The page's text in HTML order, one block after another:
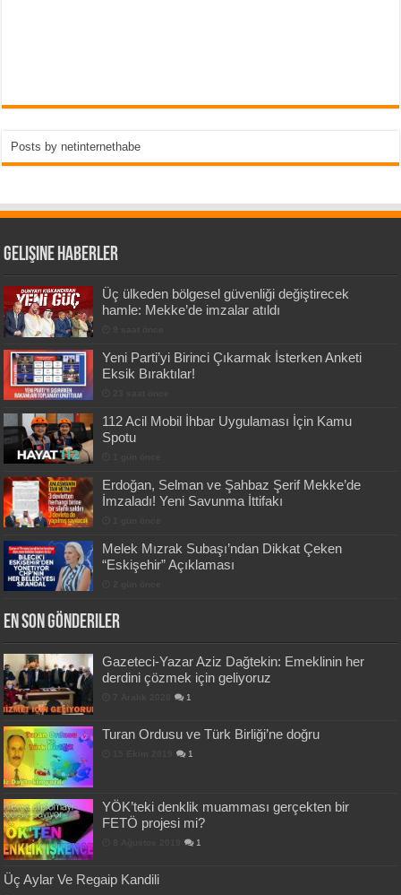
Posts by netinternethabe
Gelişine Haberler
Üç ülkeden bölgesel güvenliği değiştirecek
hamle: Mekke’de imzalar atıldı
Yeni Parti’yi Birinci Çıkarmak İsterken Anketi
Eksik Bıraktılar!
112 Acil Mobil İhbar Uygulaması İçin Kamu
Spotu
Erdoğan, Selman ve Şahbaz Şerif Mekke’de
İmzaladı! Yeni Savunma İttifakı
Melek Mızrak Subaşı’ndan Dikkat Çeken
“Eskişehir” Açıklaması
En Son Gönderiler
Gazeteci-Yazar Aziz Dağtekin: Emeklinin her
derdini çözmek için geliyoruz
1
Turan Ordusu ve Türk Birliği’ne doğru
1
YÖK’teki denklik muamması gerçekten bir
FETÖ projesi mi?
1
Üç Aylar Ve Regaip Kandili